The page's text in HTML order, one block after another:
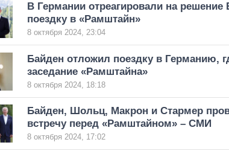
В Германии отреагировали на решение
поездку в «Рамштайн»
8 октября 2024, 23:04
Байден отложил поездку в Германию,
заседание «Рамштайна»
8 октября 2024, 18:18
Байден, Шольц, Макрон и Стармер
встречу перед «Рамштайном» – СМИ
8 октября 2024, 17:02